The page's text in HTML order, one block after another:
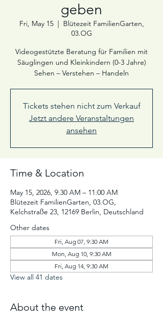
geben
Fri, May 15
  |
Blütezeit FamilienGarten,
03.OG
Videogestützte Beratung für Familien mit
Säuglingen und Kleinkindern (0-3 Jahre)
Sehen – Verstehen – Handeln
Tickets stehen nicht zum Verkauf
Jetzt andere Veranstaltungen
ansehen
Time & Location
May 15, 2026, 9:30 AM – 11:00 AM
Blütezeit FamilienGarten, 03.OG,
Kelchstraße 23, 12169 Berlin, Deutschland
Other dates
Fri, Aug 07, 9:30 AM
Mon, Aug 10, 9:30 AM
Fri, Aug 14, 9:30 AM
View all 41 dates
About the event